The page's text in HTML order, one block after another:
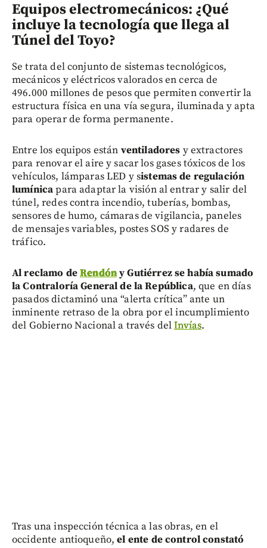
Equipos electromecánicos: ¿Qué
incluye la tecnología que llega al
Túnel del Toyo?
Se trata del conjunto de sistemas tecnológicos,
mecánicos y eléctricos valorados en cerca de
496.000 millones de pesos que permiten convertir la
estructura física en una vía segura, iluminada y apta
para operar de forma permanente.
Entre los equipos están ventiladores y extractores
para renovar el aire y sacar los gases tóxicos de los
vehículos, lámparas LED y sistemas de regulación
lumínicapara adaptar la visión al entrar y salir del
túnel, redes contra incendio, tuberías, bombas,
sensores de humo, cámaras de vigilancia, paneles
de mensajes variables, postes SOS y radares de
tráfico.
Al reclamo deRendóny Gutiérrez se había sumado
la Contraloría General de la República, que en días
pasados dictaminó una “alerta crítica” ante un
inminente retraso de la obra por el incumplimiento
del Gobierno Nacional a través delInvías.
Tras una inspección técnica a las obras, en el
occidente antioqueño,el ente de control constató